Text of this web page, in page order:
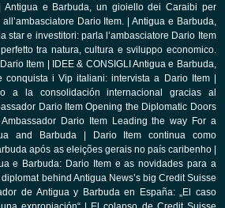
Antigua e Barbuda, un gioiello dei Caraibi per
Dario Item. |Antigua e Barbuda,
star e investitori: parla l’ambasciatore Dario Item
tra natura, cultura e sviluppo economico.
Item
IDEE & CONSIGLI Antigua e Barbuda,
conquista i Vip italiani: intervista a Dario Item|
a la consolidación internacional gracias al
Dario Item Opening the Diplomatic Doors
Ambassador Dario Item Leading the way For a
and Barbuda
Dario Item continua como
após as eleições gerais no país caribenho|
e Barbuda: Dario Item e as novidades para a
behind Antigua News’s big Credit Suisse
de Antigua y Barbuda en España: „El caso